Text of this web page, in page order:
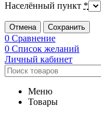
Населённый пункт *
Отмена Сохранить
0 Сравнение
0 Список желаний
Личный кабинет
Меню
Товары